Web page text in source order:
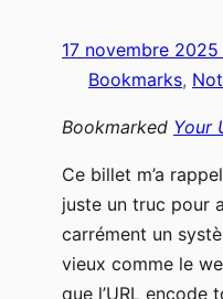
17 novembre
Bookmarks,
Bookmarked Your
Ce billet m’a
juste un truc pour
carrément un
vieux comme le
que l’URL encode